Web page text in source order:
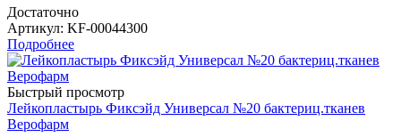
Достаточно
Артикул: KF-00044300
Подробнее
Быстрый просмотр
Лейкопластырь Фиксэйд Универсал №20 бактериц.тканев
Верофарм